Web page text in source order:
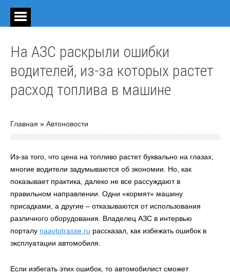
На АЗС раскрыли ошибки
водителей, из-за которых растет
расход топлива в машине
Главная » Автоновости
Из-за того, что цена на топливо растет буквально на глазах,
многие водители задумываются об экономии. Но, как
показывает практика, далеко не все рассуждают в
правильном направлении. Одни «кормят» машину
присадками, а другие – отказываются от использования
различного оборудования. Владелец АЗС в интервью
порталу naavtotrasse.ru рассказал, как избежать ошибок в
эксплуатации автомобиля.
Если избегать этих ошибок, то автомобилист сможет